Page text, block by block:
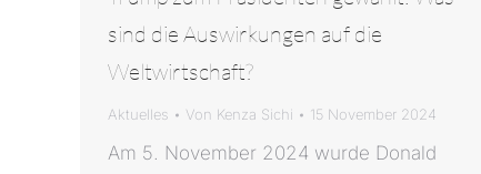
sind die Auswirkungen auf die
Weltwirtschaft?
Aktuelles Von Kenza Sichi 15 November 2024
Am 5. November 2024 wurde Donald